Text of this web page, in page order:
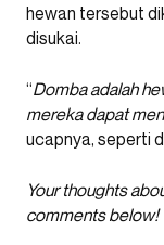
hewan tersebut
disukai.
“Domba adalah
mereka dapat
ucapnya, seperti
Your thoughts
comments below!